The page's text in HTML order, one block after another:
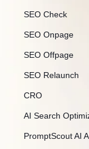
SEO Check
SEO Onpage
SEO Offpage
SEO Relaunch
CRO
AI Search
PromptScout AI